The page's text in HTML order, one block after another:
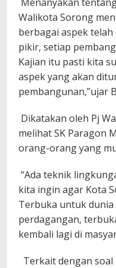
Walikota Sorong
berbagai aspek telah
pikir, setiap
Kajian itu pasti kita
aspek yang akan
pembangunan,”ujar
Dikatakan oleh Pj
melihat SK Paragon
orang-orang yang
“Ada teknik
kita ingin agar Kota
Terbuka untuk
perdagangan,
kembali lagi di
Terkait dengan